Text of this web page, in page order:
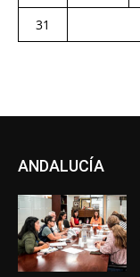
31
ANDALUCÍA